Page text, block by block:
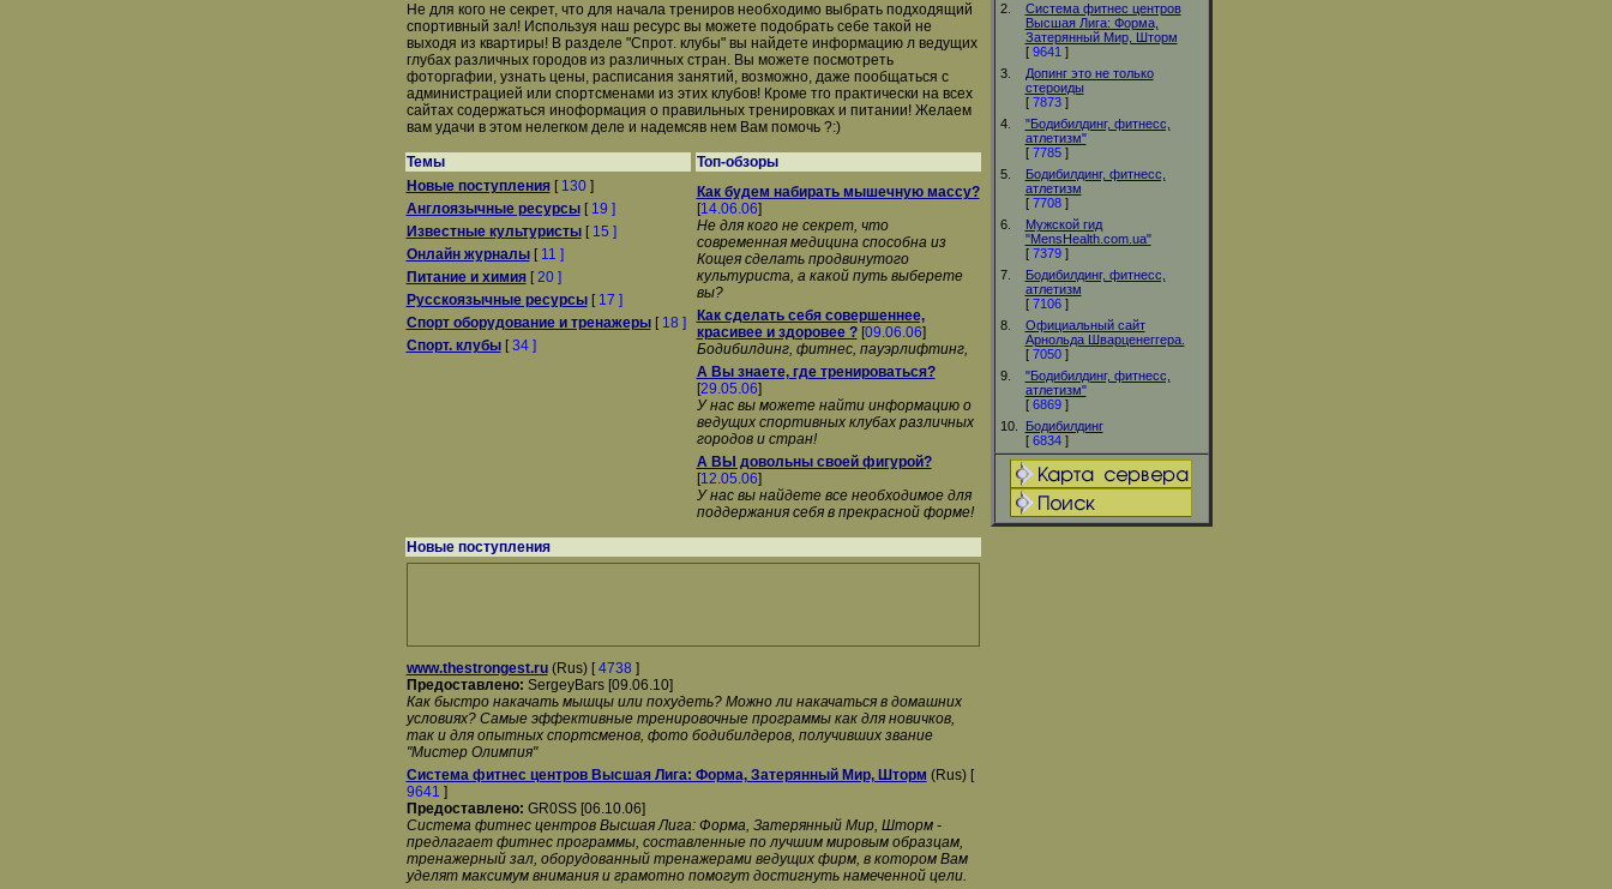
2.
Система фитнес центров
Высшая Лига: Форма,
Затерянный Мир, Шторм
[ 9641 ]
3.
Допинг это не только
стероиды
[ 7873]
4.
"Бодибилдинг, фитнесс,
атлетизм"
[ 7785]
5.
Бодибилдинг, фитнесс,
атлетизм
[ 7708]
6.
Мужской гид
"MensHealth.com.ua"
[ 7379]
7.
Бодибилдинг, фитнесс,
атлетизм
[ 7106]
8.
Официальный сайт
Арнольда Шварценеггера.
[ 7050]
9.
"Бодибилдинг, фитнесс,
атлетизм"
[ 6869]
10.
Бодибилдинг
[ 6834]
Не для кого не секрет, что для начала трениров необходимо выбрать подходящий
спортивный зал! Используя наш ресурс вы можете подобрать себе такой не
выходя из квартиры! В разделе "Спрот. клубы" вы найдете информацию л ведущих
глубах различных городов из различных стран. Вы можете посмотреть
фоторгафии, узнать цены, расписания занятий, возможно, даже пообщаться с
администрацией или спортсменами из этих клубов! Кроме тго практически на всех
сайтах содержаться иноформация о правильных тренировках и питании! Желаем
вам удачи в этом нелегком деле и надемсяв нем Вам помочь ?:)
Темы
Топ-обзоры
Новые поступления[ 130]
Англоязычные ресурсы[ 19 ]
Известные культуристы[ 15 ]
Онлайн журналы[ 11 ]
Питание и химия[20 ]
Русскоязычные ресурсы[ 17 ]
Спорт оборудование и тренажеры[ 18 ]
Спорт. клубы[34 ]
Как будем набирать мышечную массу?
[14.06.06]
Не для кого не секрет, что
современная медицина способна из
Кощея сделать продвинутого
культуриста, а какой путь выберете
вы?
Как сделать себя совершеннее,
красивее и здоровее ?[09.06.06]
Бодибилдинг, фитнес, пауэрлифтинг,
А Вы знаете, где тренироваться?
[29.05.06]
У нас вы можете найти информацию о
ведущих спортивных клубах различных
городов и стран!
А ВЫ довольны своей фигурой?
[12.05.06]
У нас вы найдете все необходимое для
поддержания себя в прекрасной форме!
Новые поступления
www.thestrongest.ru(Rus) [4738 ]
Предоставлено: SergeyBars [09.06.10]
Как быстро накачать мышцы или похудеть? Можно ли накачаться в домашних
условиях? Самые эффективные тренировочные программы как для новичков,
так и для опытных спортсменов, фото бодибилдеров, получивших звание
"Мистер Олимпия"
Система фитнес центров Высшая Лига: Форма, Затерянный Мир, Шторм (Rus) [
9641 ]
Предоставлено: GR0SS [06.10.06]
Система фитнес центров Высшая Лига: Форма, Затерянный Мир, Шторм -
предлагает фитнес программы, составленные по лучшим мировым образцам,
тренажерный зал, оборудованный тренажерами ведущих фирм, в котором Вам
уделят максимум внимания и грамотно помогут достигнуть намеченной цели.